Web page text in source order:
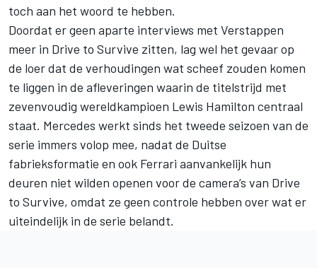
toch aan het woord te hebben.
Doordat er geen aparte interviews met Verstappen
meer in Drive to Survive zitten, lag wel het gevaar op
de loer dat de verhoudingen wat scheef zouden komen
te liggen in de afleveringen waarin de titelstrijd met
zevenvoudig wereldkampioen Lewis Hamilton centraal
staat. Mercedes werkt sinds het tweede seizoen van de
serie immers volop mee, nadat de Duitse
fabrieksformatie en ook Ferrari aanvankelijk hun
deuren niet wilden openen voor de camera’s van Drive
to Survive, omdat ze geen controle hebben over wat er
uiteindelijk in de serie belandt.